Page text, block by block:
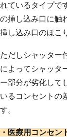
れているタイプで
の挿し込み口に触
挿し込み口のほこ
ただしシャッター
によってシャッタ
ー部分が劣化して
いるコンセントの
す。
・医療用コンセン